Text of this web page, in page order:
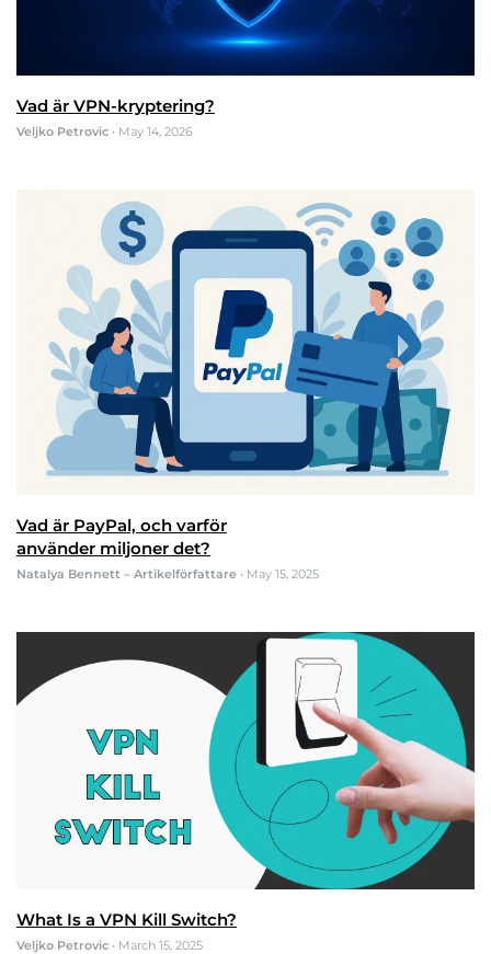
Vad är VPN-kryptering?
Veljko Petrovic • May 14, 2026
Vad är PayPal, och varför
använder miljoner det?
Natalya Bennett – Artikelförfattare • May 15, 2025
What Is a VPN Kill Switch?
Veljko Petrovic • March 15, 2025